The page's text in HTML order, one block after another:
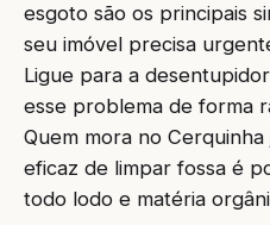
esgoto são os principais
seu imóvel precisa
Ligue para a
esse problema de forma
Quem mora no
eficaz de limpar fossa é
todo lodo e matéria